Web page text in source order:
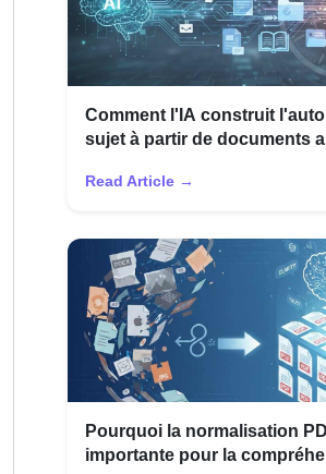
Comment l'IA construit
sujet à partir de documents
Read Article →
Pourquoi la normalisation
importante pour la